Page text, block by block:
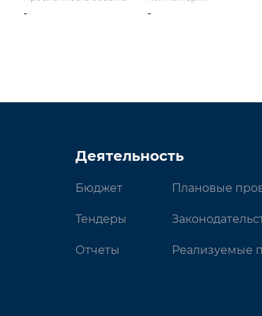
- -
Деятельность
Бюджет
Тендеры
Отчеты
Плановые
Реализуемые